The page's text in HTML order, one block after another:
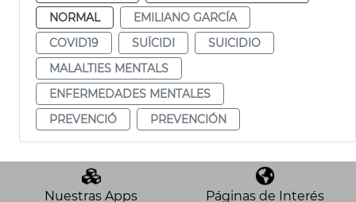
NORMAL
EMILIANO GARCÍA
COVID19
SUÏCIDI
SUICIDIO
MALALTIES MENTALS
ENFERMEDADES MENTALES
PREVENCIÓ
PREVENCIÓN
Nuestras Apps Páginas de Interés